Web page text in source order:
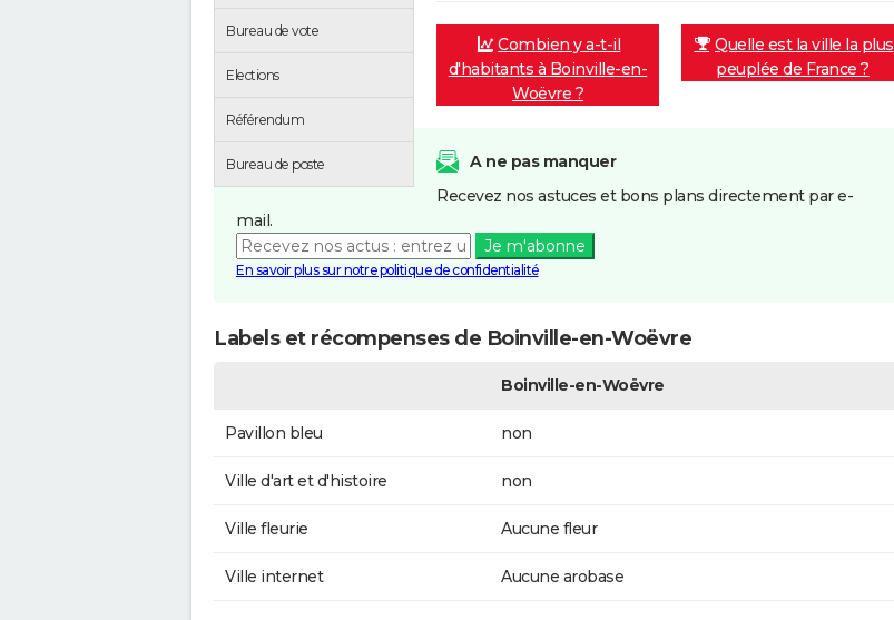
Bureau de vote
Elections
Référendum
Bureau de poste
Combien y a-t-il
d'habitants à Boinville-en-
Woëvre ?
Quelle est la ville la plus
peuplée de France ?
A ne pas manquer
Recevez nos astuces et bons plans directement par e-
mail.
Je m'abonne
En savoir plus sur notre politique de confidentialité
Labels et récompenses de Boinville-en-Woëvre
Boinville-en-Woëvre
Pavillon bleu non
Ville d'art et d'histoire non
Ville fleurie Aucune fleur
Ville internet Aucune arobase